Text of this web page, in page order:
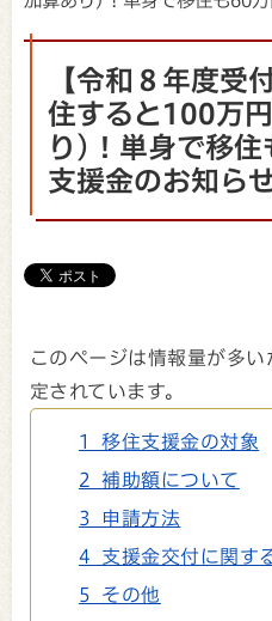
【令和８年度受
住すると100万
り)！単身で移
支援金のお知ら
このページは情報量が多
定されています。
1 移住支援金の対象
2 補助額について
3 申請方法
4 支援金交付に関す
5 その他